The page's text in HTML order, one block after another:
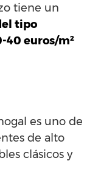
tiene un
tipo
40 euros/m²
es uno de
de alto
clásicos y